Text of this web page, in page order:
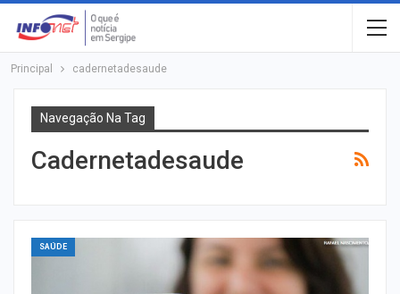
Principal cadernetadesaude
Navegação Na Tag
Cadernetadesaude
SAÚDE